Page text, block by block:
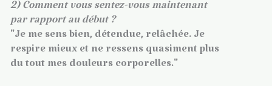
2) Comment vous sentez-vous maintenant
par rapport au début ?
"Je me sens bien, détendue, relâchée. Je
respire mieux et ne ressens quasiment plus
du tout mes douleurs corporelles."